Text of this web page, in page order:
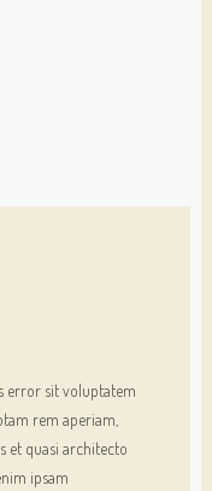
error sit voluptatem
rem aperiam,
et quasi architecto
ipsam